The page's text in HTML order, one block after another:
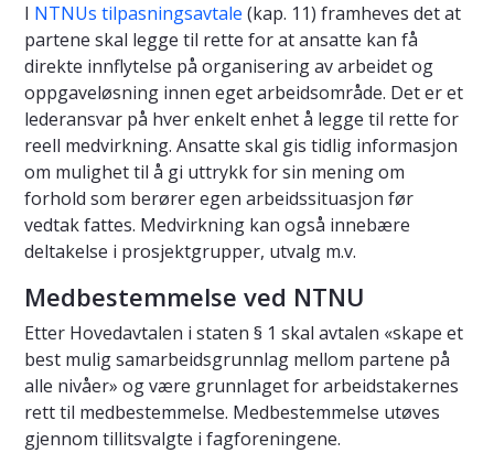
I NTNUs tilpasningsavtale (kap. 11) framheves det at
partene skal legge til rette for at ansatte kan få
direkte innflytelse på organisering av arbeidet og
oppgaveløsning innen eget arbeidsområde. Det er et
lederansvar på hver enkelt enhet å legge til rette for
reell medvirkning. Ansatte skal gis tidlig informasjon
om mulighet til å gi uttrykk for sin mening om
forhold som berører egen arbeidssituasjon før
vedtak fattes. Medvirkning kan også innebære
deltakelse i prosjektgrupper, utvalg m.v.
Medbestemmelse ved NTNU
Etter Hovedavtalen i staten § 1 skal avtalen «skape et
best mulig samarbeidsgrunnlag mellom partene på
alle nivåer» og være grunnlaget for arbeidstakernes
rett til medbestemmelse. Medbestemmelse utøves
gjennom tillitsvalgte i fagforeningene.